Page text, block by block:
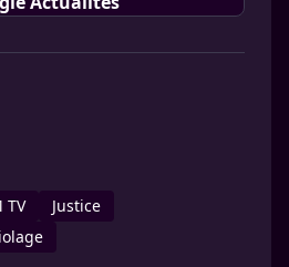
TV
Justice